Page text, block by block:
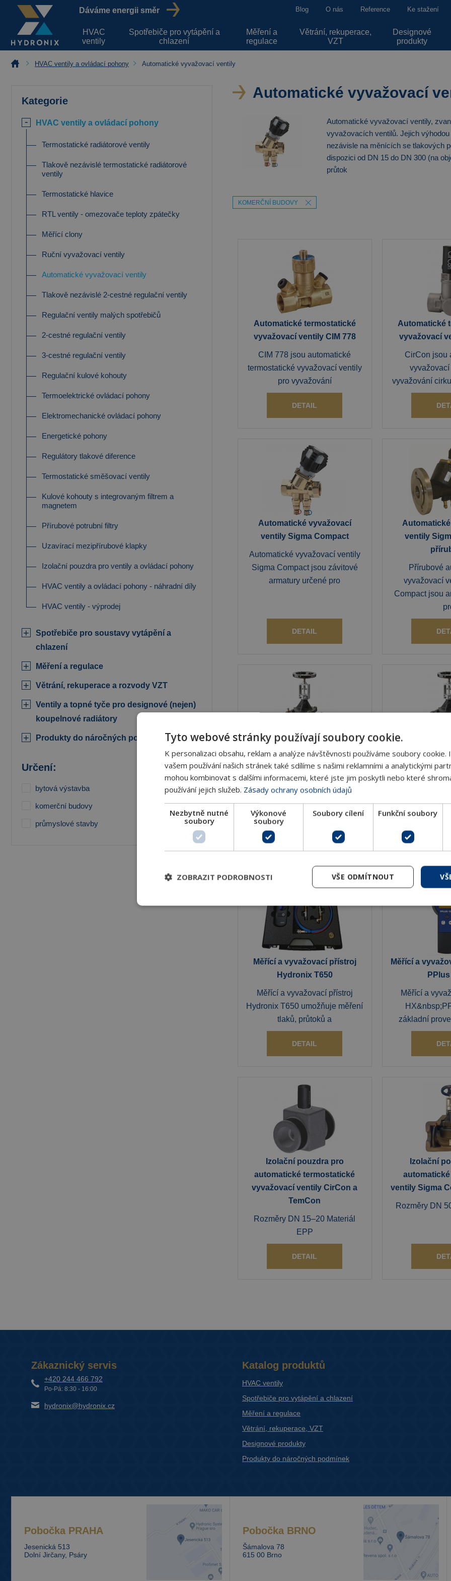
Dáváme energii směr Blog O nás Reference Ke stažení
HVAC
ventily
Spotřebiče pro vytápění a
chlazení
Měření a
regulace
Větrání, rekuperace,
VZT
Designové
produkty
HVAC ventily a ovládací pohony Automatické vyvažovací ventily
Kategorie
HVAC ventily a ovládací pohony
Termostatické radiátorové ventily
Tlakově nezávislé termostatické radiátorové
ventily
Termostatické hlavice
RTL ventily - omezovače teploty zpátečky
Měřící clony
Ruční vyvažovací ventily
Automatické vyvažovací ventily
Tlakově nezávislé 2-cestné regulační ventily
Regulační ventily malých spotřebičů
2-cestné regulační ventily
3-cestné regulační ventily
Regulační kulové kohouty
Termoelektrické ovládací pohony
Elektromechanické ovládací pohony
Energetické pohony
Regulátory tlakové diference
Termostatické směšovací ventily
Kulové kohouty s integrovaným filtrem a
magnetem
Přírubové potrubní filtry
Uzavírací mezipřírubové klapky
Izolační pouzdra pro ventily a ovládací pohony
HVAC ventily a ovládací pohony - náhradní díly
HVAC ventily - výprodej
Spotřebiče pro soustavy vytápění a
chlazení
Měření a regulace
Větrání, rekuperace a rozvody VZT
Ventily a topné tyče pro designové (nejen)
koupelnové radiátory
Produkty do náročných podmínek
Určení:
bytová výstavba
komerční budovy
průmyslové stavby
Automatické vyvažovací
Automatické vyvažovací ventily,
vyvažovacích ventilů. Jejich
nezávisle na měnících se tlakových
dispozici od DN 15 do DN 300 (na
průtok
KOMERČNÍ BUDOVY
Automatické termostatické
vyvažovací ventily CIM 778
CIM 778 jsou automatické
termostatické vyvažovací ventily
pro vyvažování
DETAIL
Automatické
vyvažovací
CirCon jsou
vyvažování
Automatické vyvažovací
ventily Sigma Compact
Automatické vyvažovací ventily
Sigma Compact jsou závitové
armatury určené pro
DETAIL
ventily
Přírubové
vyvažovací
Compact jsou
Automatické vyvažovací
ventily Sigma Compact Flange
PN 25
Automatické vyvažovací ventily
Sigma Compact jsou přírubové
armatury určené pro
ventily Sigma
EP (do
Sigma
Měřící a vyvažovací přístroj
Hydronix T650
Měřící a vyvažovací přístroj
Hydronix T650 umožňuje měření
tlaků, průtoků a
DETAIL
Měřící a
Měřící a
základní
Izolační pouzdra pro
automatické termostatické
vyvažovací ventily CirCon a
TemCon
Rozměry DN 15–20 Materiál
EPP
DETAIL
Izolační
ventily Sigma
Rozměry DN
Zákaznický servis
+420 244 466 792
Po-Pá: 8:30 - 16:00
hydronix@hydronix.cz
Katalog produktů
HVAC ventily
Spotřebiče pro vytápění a chlazení
Měření a regulace
Větrání, rekuperace, VZT
Designové produkty
Produkty do náročných podmínek
Pobočka PRAHA
Jesenická 513
Dolní Jirčany, Psáry
Pobočka BRNO
Šámalova 78
615 00 Brno
Tyto webové stránky používají soubory cookie.
K personalizaci obsahu, reklam a analýze návštěvnosti používáme soubory cookie.
vašem používání našich stránek také sdílíme s našimi reklamními a analytickými
mohou kombinovat s dalšími informacemi, které jste jim poskytli nebo které
používání jejich služeb. Zásady ochrany osobních údajů
Nezbytně nutné
soubory
Výkonové
soubory
Soubory cílení Funkční soubory
VŠE ODMÍTNOUT
ZOBRAZIT PODROBNOSTI